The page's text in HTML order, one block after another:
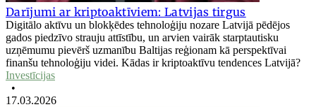
Darījumi ar kriptoaktīviem: Latvijas tirgus
Digitālo aktīvu un blokķēdes tehnoloģiju nozare Latvijā pēdējos
gados piedzīvo strauju attīstību, un arvien vairāk starptautisku
uzņēmumu pievērš uzmanību Baltijas reģionam kā perspektīvai
finanšu tehnoloģiju videi. Kādas ir kriptoaktīvu tendences Latvijā?
Investīcijas
•
17.03.2026